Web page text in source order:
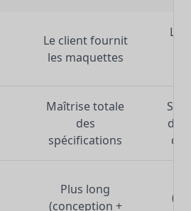
Le client fournit
les maquettes
Le
Maîtrise totale
des
spécifications
des
Plus long
(conception +